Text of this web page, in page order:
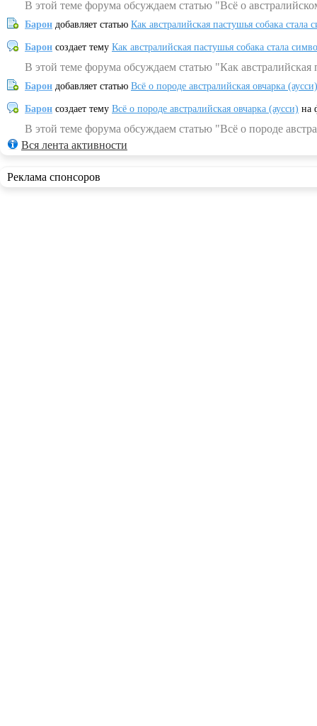
В этой теме форума обсуждаем статью "Всё о
Барон добавляет статью Как австралийская пастушья собака
Барон создает тему Как австралийская пастушья собака стала
В этой теме форума обсуждаем статью "Как
Барон добавляет статью Всё о породе австралийская овчарка (аусси)
Барон создает тему Всё о породе австралийская овчарка (аусси) на
В этой теме форума обсуждаем статью "Всё о породе
Вся лента активности
Реклама спонсоров